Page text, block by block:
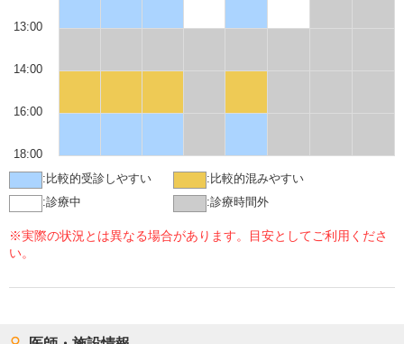
13:00
14:00
16:00
18:00
: 比較的受診しやすい : 比較的混みやすい
:診療中 :診療時間外
※実際の状況とは異なる場合があります。目安としてご利用くださ
い。